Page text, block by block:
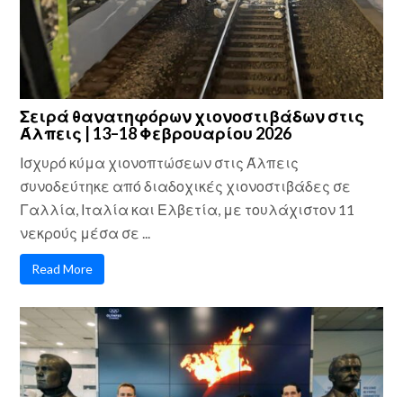
Σειρά θανατηφόρων χιονοστιβάδων στις
Άλπεις | 13–18 Φεβρουαρίου 2026
Ισχυρό κύμα χιονοπτώσεων στις Άλπεις
συνοδεύτηκε από διαδοχικές χιονοστιβάδες σε
Γαλλία, Ιταλία και Ελβετία, με τουλάχιστον 11
νεκρούς μέσα σε ...
Read More